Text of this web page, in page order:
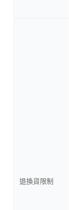
退換貨限制